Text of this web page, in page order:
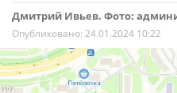
Дмитрий Ивьев. Фото:
Опубликовано: 24.01.2024 10:22